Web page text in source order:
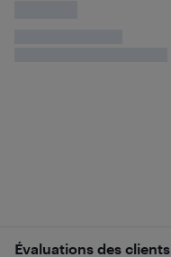
Évaluations des clients